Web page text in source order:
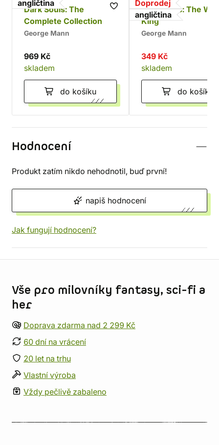
angličtina
Dark Souls: The
Complete Collection
George Mann
969 Kč
skladem
do košíku
Doprodej
angličtina
Dark Souls: The
King
George Mann
349 Kč
skladem
do košíku
Hodnocení
Produkt zatím nikdo nehodnotil, buď první!
napiš hodnocení
Jak fungují hodnocení?
Vše pro milovníky fantasy, sci-fi a
her
Doprava zdarma nad 2 299 Kč
60 dní na vrácení
20 let na trhu
Vlastní výroba
Vždy pečlivě zabaleno